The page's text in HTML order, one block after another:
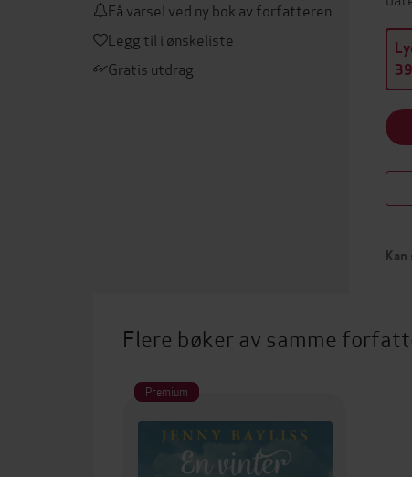
Få varsel ved ny bok av forfatteren
Legg til i ønskeliste
Gratis utdrag
Flere bøker av samme
Premium